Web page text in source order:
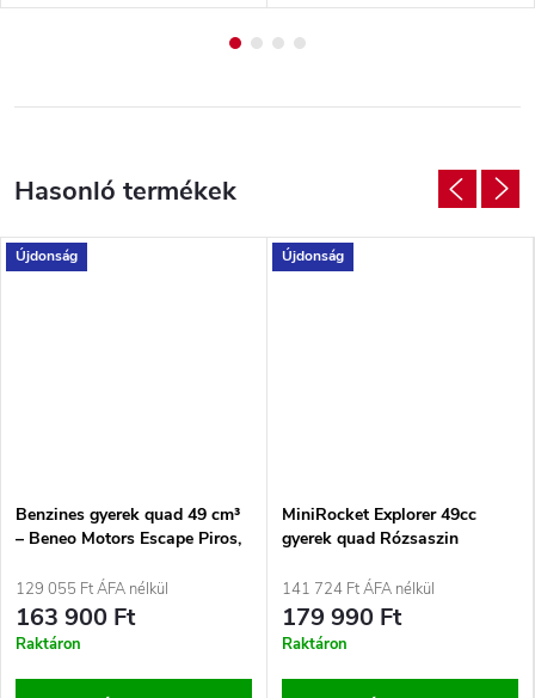
Újdonság
Benzines gyerek quad 49 cm³
– Beneo Motors Escape Piros,
129 055 Ft ÁFA nélkül
163 900 Ft
Raktáron
Újdonság
MiniRocket Explorer 49cc
gyerek quad Rózsaszin
141 724 Ft ÁFA nélkül
179 990 Ft
Raktáron